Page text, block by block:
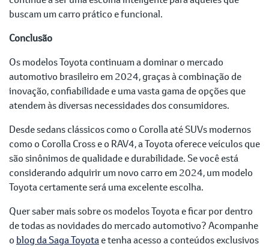
buscam um carro prático e funcional.
Conclusão
Os modelos Toyota continuam a dominar o mercado
automotivo brasileiro em 2024, graças à combinação de
inovação, confiabilidade e uma vasta gama de opções que
atendem às diversas necessidades dos consumidores.
Desde sedans clássicos como o Corolla até SUVs modernos
como o Corolla Cross e o RAV4, a Toyota oferece veículos que
são sinônimos de qualidade e durabilidade. Se você está
considerando adquirir um novo carro em 2024, um modelo
Toyota certamente será uma excelente escolha.
Quer saber mais sobre os modelos Toyota e ficar por dentro
de todas as novidades do mercado automotivo? Acompanhe
o blog da Saga Toyotae tenha acesso a conteúdos exclusivos